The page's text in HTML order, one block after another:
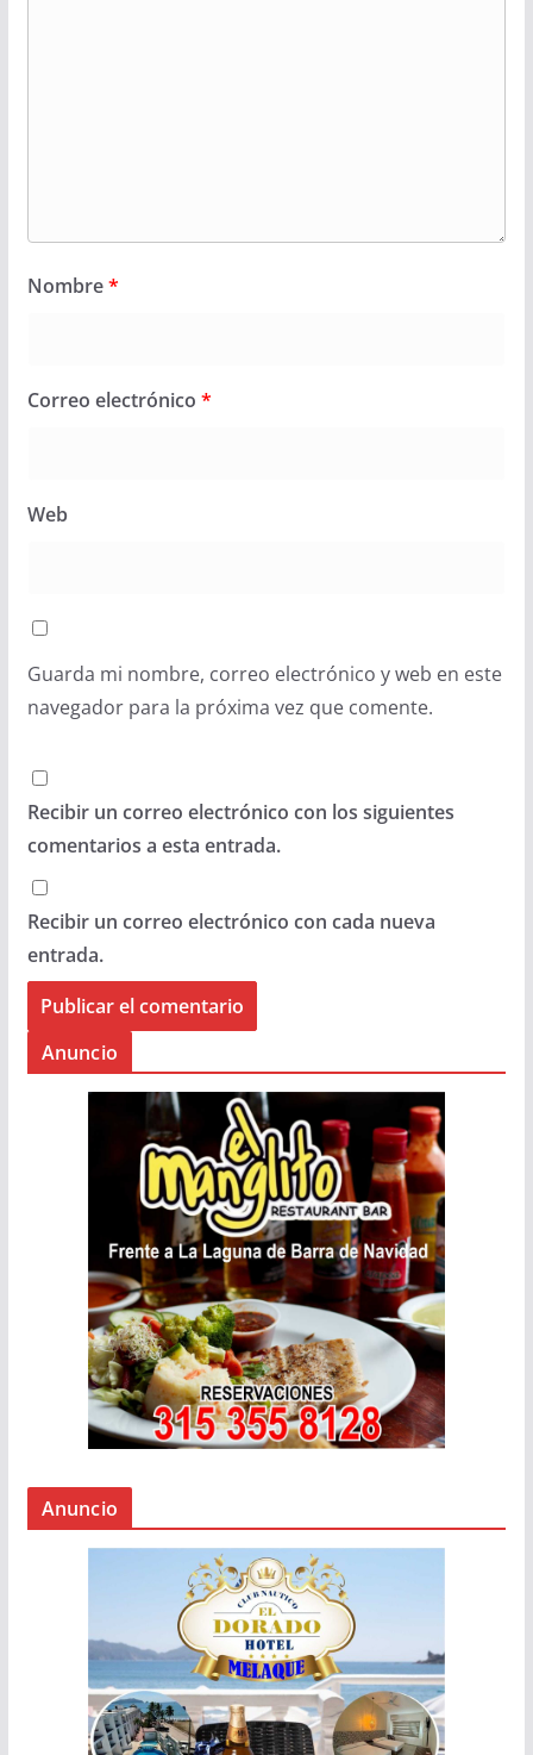
Nombre*
Correo electrónico *
Web
Guarda mi nombre, correo electrónico y web en este
navegador para la próxima vez que comente.
Recibir un correo electrónico con los siguientes
comentarios a esta entrada.
Recibir un correo electrónico con cada nueva
entrada.
Anuncio
Anuncio